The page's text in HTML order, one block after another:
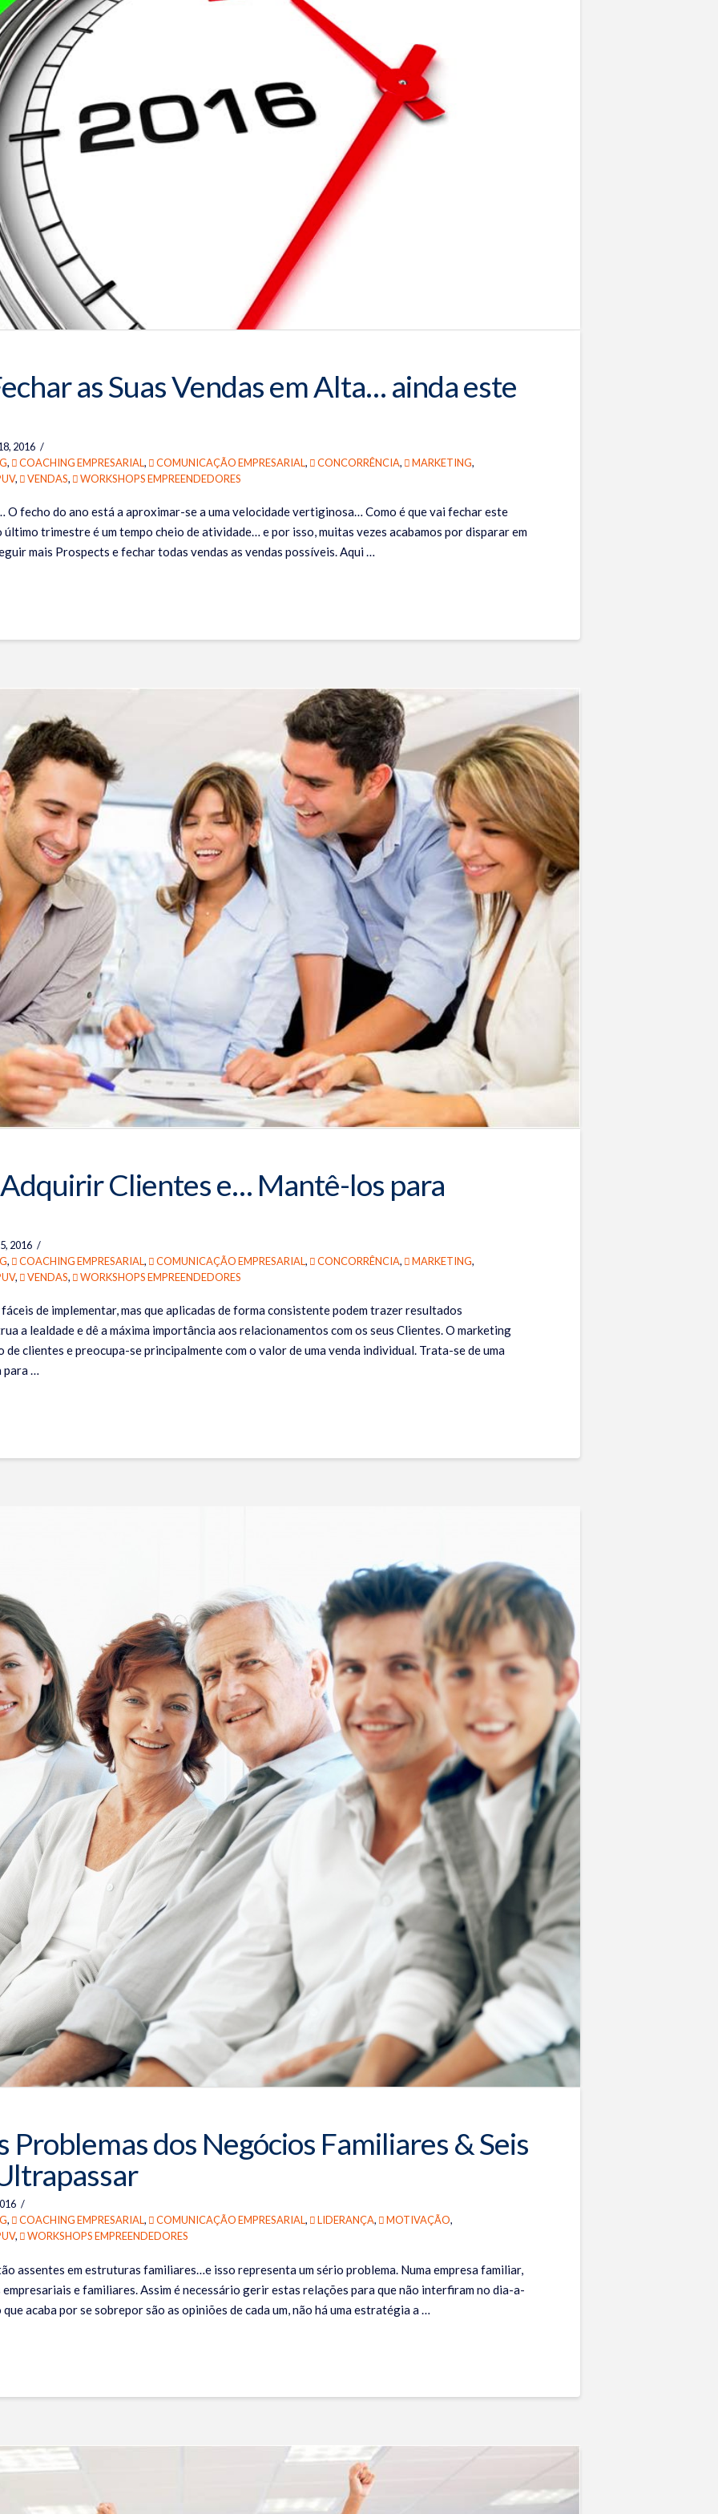
as Suas Vendas em Alta… ainda este
2016
, COACHING EMPRESARIAL, COMUNICAÇÃO EMPRESARIAL, CONCORRÊNCIA, MARKETING,
, VENDAS, WORKSHOPS EMPREENDEDORES
O fecho do ano está a aproximar-se a uma velocidade vertiginosa… Como é que vai fechar este
trimestre é um tempo cheio de atividade… e por isso, muitas vezes acabamos por disparar em
mais Prospects e fechar todas vendas as vendas possíveis. Aqui …
Clientes e… Mantê-los para
2016
, COACHING EMPRESARIAL, COMUNICAÇÃO EMPRESARIAL, CONCORRÊNCIA, MARKETING,
, VENDAS, WORKSHOPS EMPREENDEDORES
de implementar, mas que aplicadas de forma consistente podem trazer resultados
a lealdade e dê a máxima importância aos relacionamentos com os seus Clientes. O marketing
clientes e preocupa-se principalmente com o valor de uma venda individual. Trata-se de uma
para …
Problemas dos Negócios Familiares & Seis
, COACHING EMPRESARIAL, COMUNICAÇÃO EMPRESARIAL, LIDERANÇA, MOTIVAÇÃO,
, WORKSHOPS EMPREENDEDORES
assentes em estruturas familiares…e isso representa um sério problema. Numa empresa familiar,
empresariais e familiares. Assim é necessário gerir estas relações para que não interfiram no dia-a-
acaba por se sobrepor são as opiniões de cada um, não há uma estratégia a …